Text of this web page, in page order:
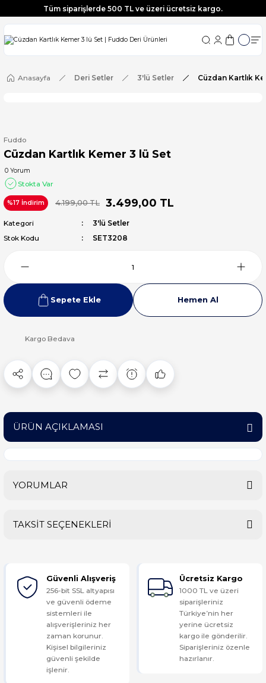
Tüm siparişlerde 500 TL ve üzeri ücretsiz kargo.
Tüm siparişlerde 500 TL ve üzeri ücretsiz kargo.
Tüm siparişlerde 500 TL ve üzeri ücretsiz kargo.
Tüm siparişlerde 500 TL ve üzeri ücretsiz kargo.
Anasayfa Deri Setler 3'lü Setler Cüzdan Kartlık
Fuddo
Cüzdan Kartlık Kemer 3 lü Set
0 Yorum
Stokta Var
%17 İndirim 4.199,00 TL 3.499,00 TL
Kategori
3'lü Setler
Stok Kodu
SET3208
Sepete Ekle Hemen Al
Kargo Bedava
ÜRÜN AÇIKLAMASI
YORUMLAR
Yorum Yaz
TAKSİT SEÇENEKLERİ
Güvenli Alışveriş
256-bit SSL altyapısı
ve güvenli ödeme
sistemleri ile
alışverişleriniz her
zaman korunur.
Kişisel bilgileriniz
güvenli şekilde
işlenir.
Ücretsiz Kargo
1000 TL ve üzeri
siparişleriniz
Türkiye’nin her
yerine ücretsiz
kargo ile gönderilir.
Siparişleriniz özenle
hazırlanır.